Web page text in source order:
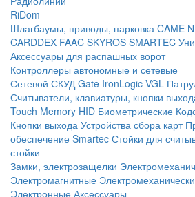
RiDom
Шлагбаумы, приводы, парковка CAME
CARDDEX FAAC SKYROS SMARTEC
Аксессуары для распашных ворот
Контроллеры автономные и сетевые
Сетевой СКУД Gate IronLogic VGL
Считыватели, клавиатуры, кнопки
Touch Memory HID Биометрические
Кнопки выхода Устройства сбора карт
обеспечение Smartec Стойки для
стойки
Замки, электрозащелки
Электромагнитные
Электронные Аксессуары